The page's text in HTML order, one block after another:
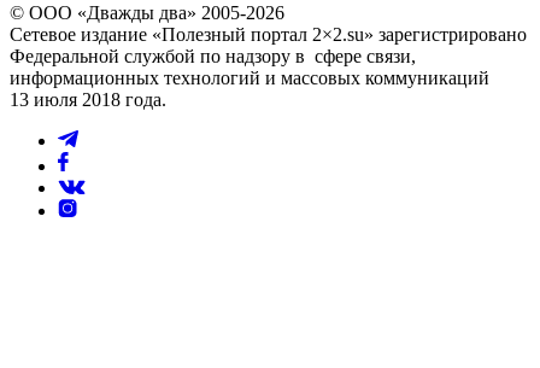
© ООО «Дважды два» 2005-2026
Сетевое издание «Полезный портал 2×2.su» зарегистрировано
Федеральной службой по надзору в сфере связи,
информационных технологий и массовых коммуникаций
13 июля 2018 года.